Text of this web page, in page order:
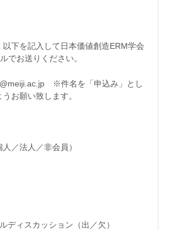
下を記入して日本価値創造ERM学会
でお送りください。
※件名を「申込み」とし
お願い致します。
／法人／非会員）
ディスカッション（出／欠）